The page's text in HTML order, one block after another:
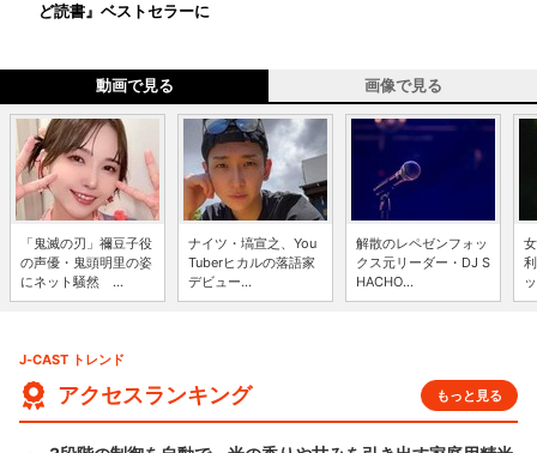
ど読書』ベストセラーに
動画で見る 画像で見る
「鬼滅の刃」禰豆子役
の声優・鬼頭明里の姿
にネット騒然 ...
ナイツ・塙宣之、You
Tuberヒカルの落語家
デビュー...
解散のレペゼンフォッ
クス元リーダー・DJ S
HACHO...
J-CAST トレンド
アクセスランキング もっと見る